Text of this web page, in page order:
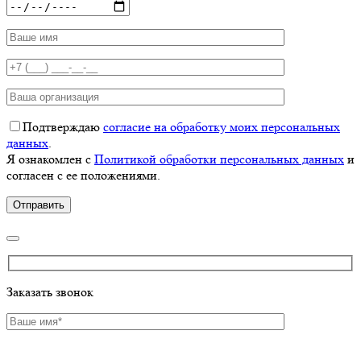
Подтверждаю согласие на обработку моих персональных
данных.
Я ознакомлен с Политикой обработки персональных данных и
согласен с ее положениями.
Заказать звонок